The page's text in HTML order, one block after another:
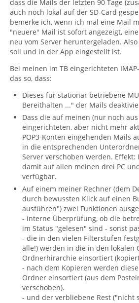
dass die Mails der letzten 90 Tage
auch noch lokal auf der SD-Card
bemerke ich, wenn ich mal eine Mail
"neuere" Mail ist sofort angezeigt,
neu vom Server heruntergeladen.
soll und in der App eingestellt ist.
Bei meinen im TB eingerichteten
das so, dass:
Dieses für stationär betriebene
Bereithalten ..." der Mails
Dass die auf meinen (nur noch
eingerichteten, aber nicht mehr
POP3-Konten eingehenden Mails
in die entsprechenden
Server verschoben werden. Effekt:
damit auf allen meinen drei PC
verfügbar.
Auf einem meiner Rechner (dem
durch bewussten Klick auf einen
ausführen") zwei Funktionen
- interne Überprüfung, ob die
im Status "gelesen" sind - sonst
- die in den vielen Filterstufen
alle!) werden in die in den lokalen
Ordnerhirarchie einsortiert
- nach dem Kopieren werden
Ordner einsortiert (aus dem
verschoben).
- und der verbliebene Rest ("nicht